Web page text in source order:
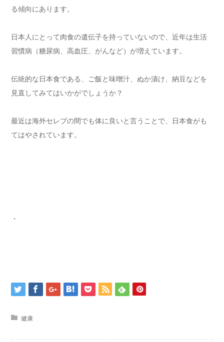
る傾向にあります。
日本人にとって肉食の遺伝子を持っていないので、近年は生活
習慣病（糖尿病、高血圧、がんなど）が増えています。
伝統的な日本食である、ご飯と味噌汁、ぬか漬け、納豆などを
見直してみてはいかがでしょうか？
最近は海外セレブの間でも体に良いと言うことで、日本食がも
てはやされています。
・
健康